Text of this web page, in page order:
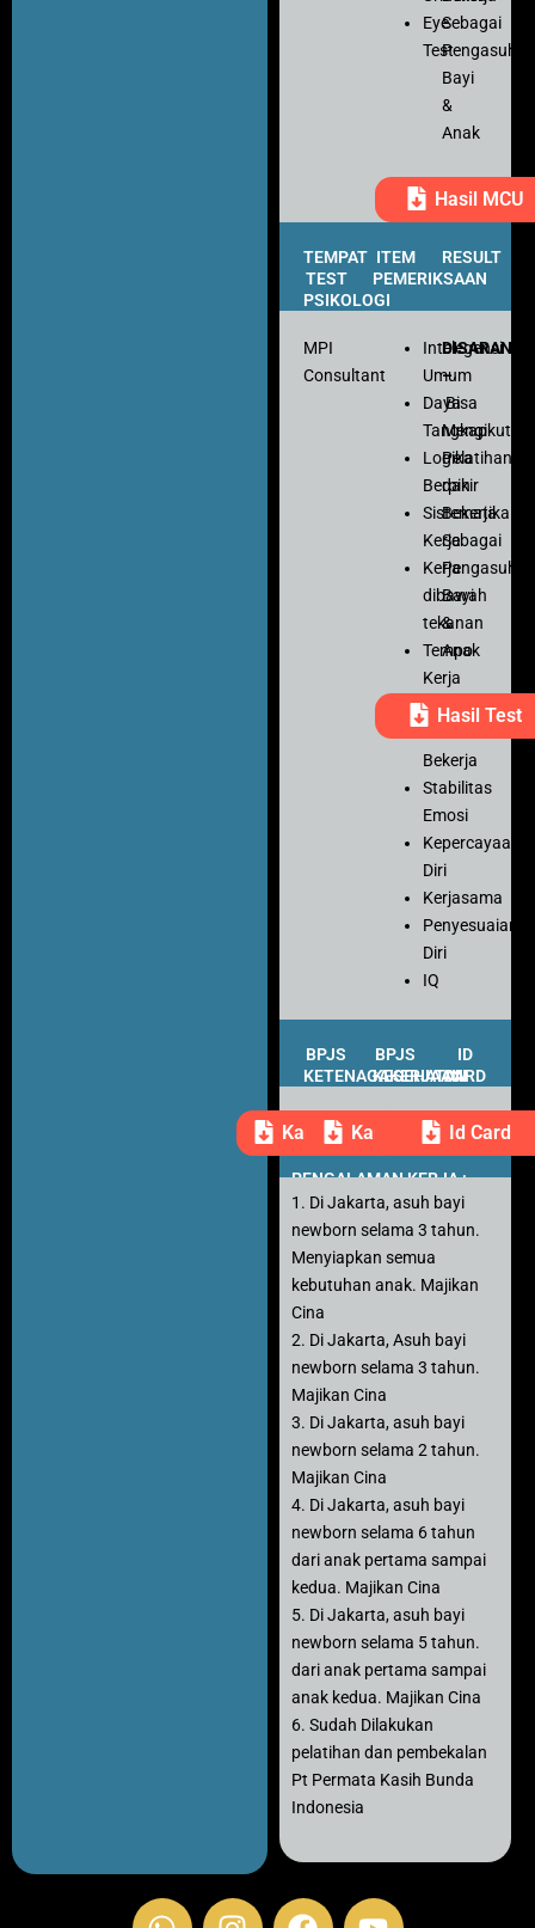
Eye
Test
Sebagai
Pengasuh
Bayi
&
Anak
Hasil MCU
TEMPAT
TEST
PSIKOLOGI
ITEM
PEMERIKSAAN
RESULT
MPI
Consultant
Intelegensi
Umum
Daya
Tangkap
Logika
Berpikir
Sistematika
Kerja
Kerja
dibawah
tekanan
Tempo
Kerja
Ketelitian
Motivasi
Bekerja
Stabilitas
Emosi
Kepercayaan
Diri
Kerjasama
Penyesuaian
Diri
IQ
–
Bisa
Mengikuti
Pelatihan
dan
Bekerja
Sebagai
Pengasuh
Bayi
&
Anak
Hasil Test
BPJS
KETENAGAKERJAAN
BPJS
KESEHATAN
ID
CARD
Kartu PesertaKartu PesertaId Card
PENGALAMAN KERJA :
1. Di Jakarta, asuh bayi
newborn selama 3 tahun.
Menyiapkan semua
kebutuhan anak. Majikan
Cina
2. Di Jakarta, Asuh bayi
newborn selama 3 tahun.
Majikan Cina
3. Di Jakarta, asuh bayi
newborn selama 2 tahun.
Majikan Cina
4. Di Jakarta, asuh bayi
newborn selama 6 tahun
dari anak pertama sampai
kedua. Majikan Cina
5. Di Jakarta, asuh bayi
newborn selama 5 tahun.
dari anak pertama sampai
anak kedua. Majikan Cina
6. Sudah Dilakukan
pelatihan dan pembekalan
Pt Permata Kasih Bunda
Indonesia
W
I
F
Y